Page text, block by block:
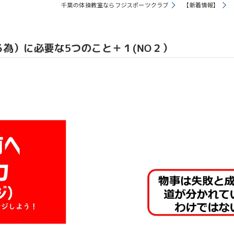
千葉の体操教室ならフジスポーツクラブ 【新着情報】
）に必要な5つのこと＋１(NO２）